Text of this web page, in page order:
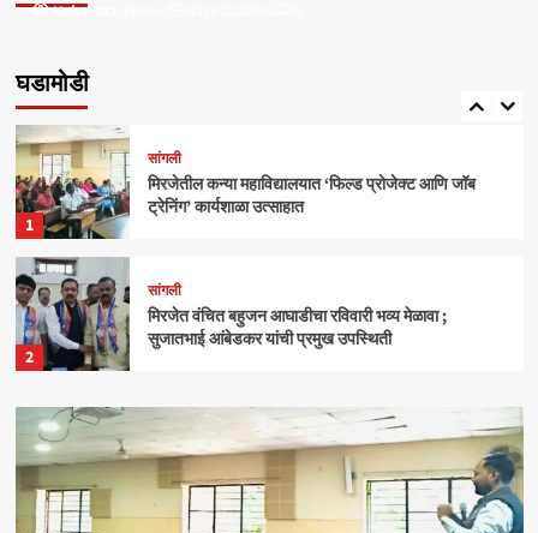
Mahasatta_nipani
mahasatta_team
घडामोडी
5
1
सांगली
मिरजेतील कन्या महाविद्यालयात ‘फिल्ड प्रोजेक्ट आणि जॉब
ट्रेनिंग’ कार्यशाळा उत्साहात
2
सांगली
मिरजेत वंचित बहुजन आघाडीचा रविवारी भव्य मेळावा ;
सुजातभाई आंबेडकर यांची प्रमुख उपस्थिती
3
क्राईम बेळगाव
आंबोलीत जत्राट येथील बेपत्ता डॉक्टरचा मृतदेह अखेर सापडला